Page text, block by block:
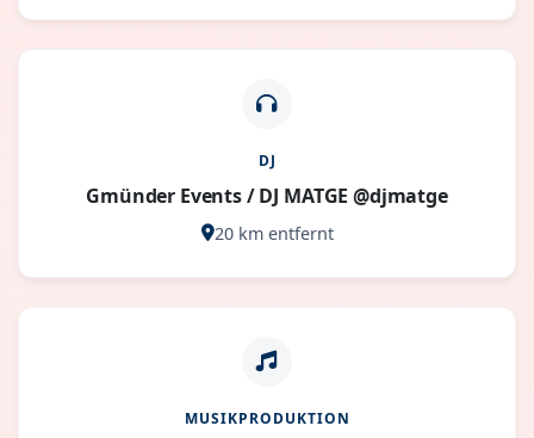
DJ
Gmünder Events / DJ MATGE @djmatge
20 km entfernt
MUSIKPRODUKTION